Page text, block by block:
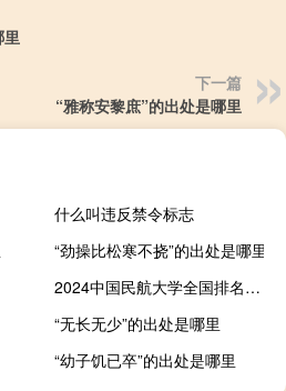
下一篇
“雅称安黎庶”的出处是哪里
什么叫违反禁令标志
“劲操比松寒不挠”的出处是哪里
2024中国民航大学全国排名多少
“无长无少”的出处是哪里
“幼子饥已卒”的出处是哪里